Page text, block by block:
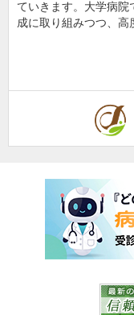
ていきます。大学病院
成に取り組みつつ、